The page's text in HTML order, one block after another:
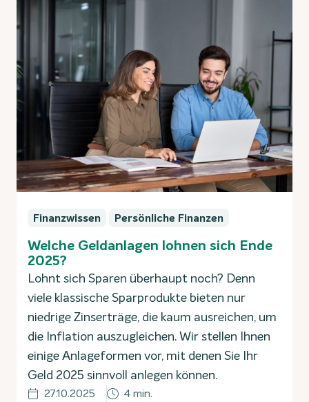
Finanzwissen Persönliche Finanzen
Welche Geldanlagen lohnen sich Ende
2025?
Lohnt sich Sparen überhaupt noch? Denn
viele klassische Sparprodukte bieten nur
niedrige Zinserträge, die kaum ausreichen, um
die Inflation auszugleichen. Wir stellen Ihnen
einige Anlageformen vor, mit denen Sie Ihr
Geld 2025 sinnvoll anlegen können.
27.10.2025 4 min.